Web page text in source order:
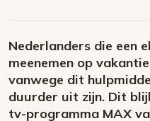
Nederlanders die een
meenemen op
vanwege dit
duurder uit zijn. Dit
tv-programma MAX